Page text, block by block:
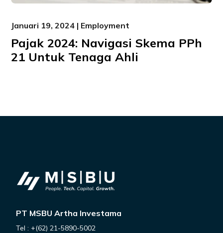
Januari 19, 2024 | Employment
Pajak 2024: Navigasi Skema PPh
21 Untuk Tenaga Ahli
PT MSBU Artha Investama
Tel : +(62) 21-5890-5002